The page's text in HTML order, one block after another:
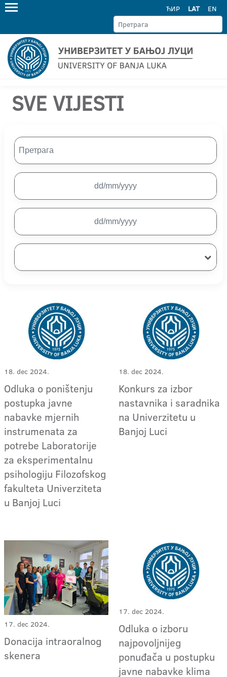
ЋИР LAT EN
SVE VIJESTI
18. dec 2024.
Odluka o poništenju
postupka javne
nabavke mjernih
instrumenata za
potrebe Laboratorije
za eksperimentalnu
psihologiju Filozofskog
fakulteta Univerziteta
u Banjoj Luci
18. dec 2024.
Konkurs za izbor
nastavnika i saradnika
na Univerzitetu u
Banjoj Luci
17. dec 2024.
Donacija intraoralnog
skenera
17. dec 2024.
Odluka o izboru
najpovoljnijeg
ponuđača u postupku
javne nabavke klima